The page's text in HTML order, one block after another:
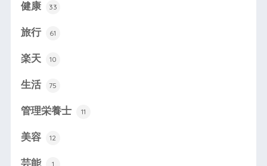
健康 33
旅行 61
楽天 10
生活 75
管理栄養士 11
美容 12
芸能 1